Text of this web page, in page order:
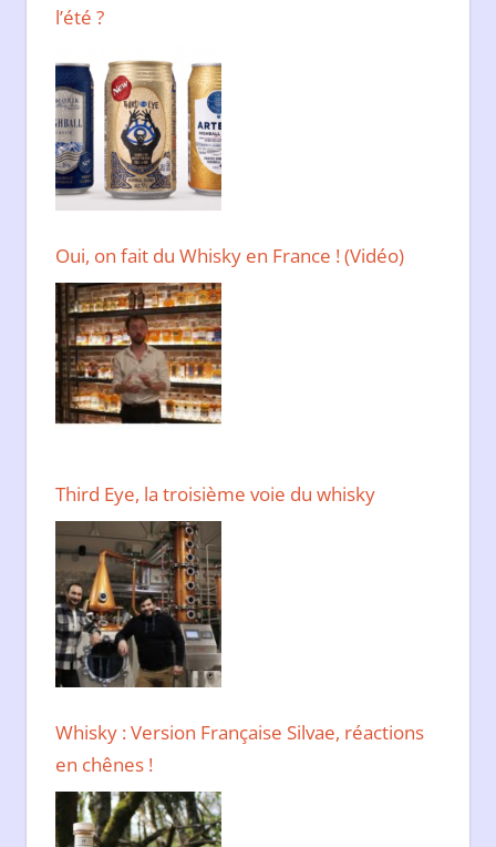
l’été ?
Oui, on fait du Whisky en France ! (Vidéo)
Third Eye, la troisième voie du whisky
Whisky : Version Française Silvae, réactions
en chênes !